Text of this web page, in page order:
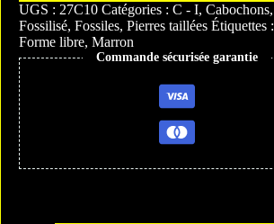
A
l
t
e
r
n
a
t
i
v
e
UGS : 27C10 Catégories : C - I, Cabochons,
Fossilisé, Fossiles, Pierres taillées Étiquettes :
Forme libre, Marron
Commande sécurisée garantie